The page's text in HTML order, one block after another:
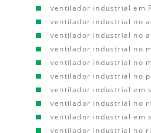
ventilador industrial em
ventilador industrial no
ventilador industrial no
ventilador industrial no
ventilador industrial no
ventilador industrial no
ventilador industrial em
ventilador industrial no
ventilador industrial em
ventilador industrial no